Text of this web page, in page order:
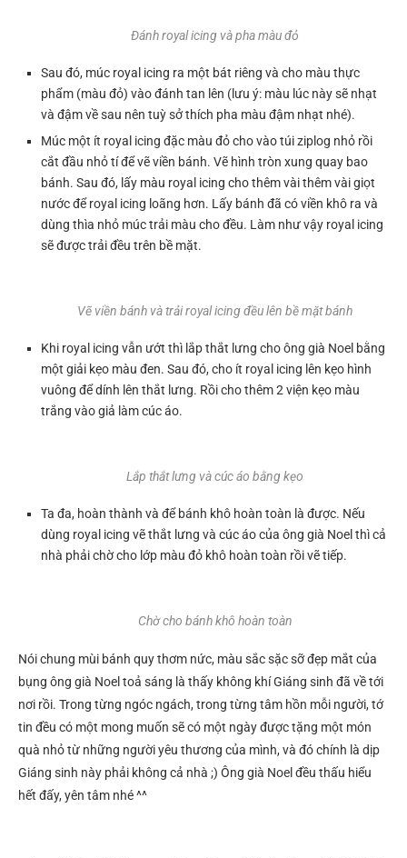
Đánh royal icing và pha màu đỏ
Sau đó, múc royal icing ra một bát riêng và cho màu thực
phẩm (màu đỏ) vào đánh tan lên (lưu ý: màu lúc này sẽ nhạt
và đậm về sau nên tuỳ sở thích pha màu đậm nhạt nhé).
Múc một ít royal icing đặc màu đỏ cho vào túi ziplog nhỏ rồi
cắt đầu nhỏ tí để vẽ viền bánh. Vẽ hình tròn xung quay bao
bánh. Sau đó, lấy màu royal icing cho thêm vài thêm vài giọt
nước để royal icing loãng hơn. Lấy bánh đã có viền khô ra và
dùng thìa nhỏ múc trải màu cho đều. Làm như vậy royal icing
sẽ được trải đều trên bề mặt.
Vẽ viền bánh và trải royal icing đều lên bề mặt bánh
Khi royal icing vẫn ướt thì lắp thắt lưng cho ông già Noel bằng
một giải kẹo màu đen. Sau đó, cho ít royal icing lên kẹo hình
vuông để dính lên thắt lưng. Rồi cho thêm 2 viện kẹo màu
trắng vào giả làm cúc áo.
Lắp thắt lưng và cúc áo bằng kẹo
Ta đa, hoàn thành và để bánh khô hoàn toàn là được. Nếu
dùng royal icing vẽ thắt lưng và cúc áo của ông già Noel thì cả
nhà phải chờ cho lớp màu đỏ khô hoàn toàn rồi vẽ tiếp.
Chờ cho bánh khô hoàn toàn
Nói chung mùi bánh quy thơm nức, màu sắc sặc sỡ đẹp mắt của
bụng ông già Noel toả sáng là thấy không khí Giáng sinh đã về tới
nơi rồi. Trong từng ngóc ngách, trong từng tâm hồn mỗi người, tớ
tin đều có một mong muốn sẽ có một ngày được tặng một món
quà nhỏ từ những người yêu thương của mình, và đó chính là dịp
Giáng sinh này phải không cả nhà ;) Ông già Noel đều thấu hiểu
hết đấy, yên tâm nhé ^^